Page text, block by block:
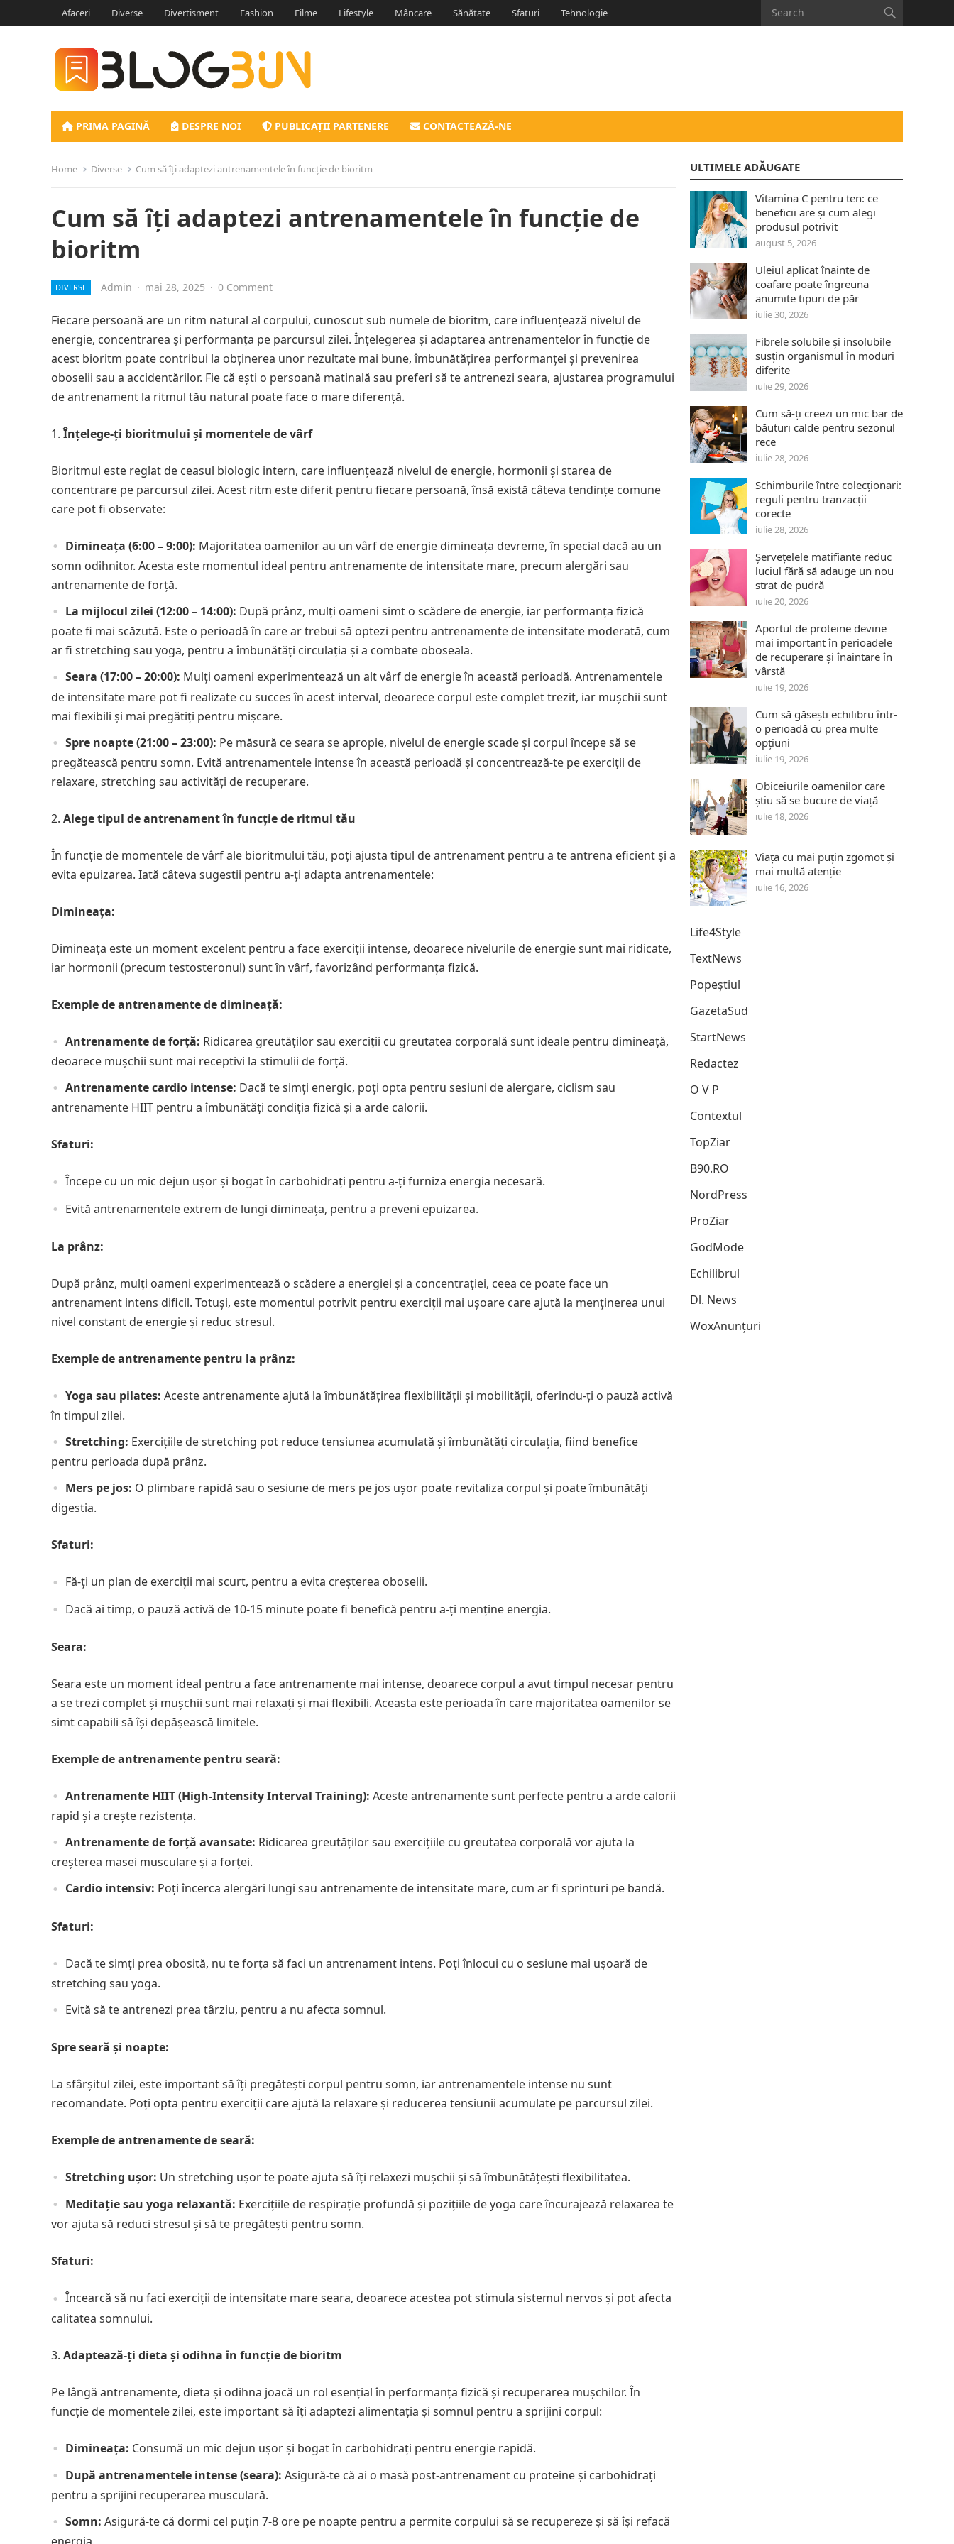
Afaceri Diverse Divertisment Fashion Filme Lifestyle Mâncare Sănătate Sfaturi Tehnologie
PRIMA PAGINĂ DESPRE NOI PUBLICAȚII PARTENERE CONTACTEAZĂ-NE
Home Diverse Cum să îți adaptezi antrenamentele în funcție de bioritm
Cum să îți adaptezi antrenamentele în funcție de
bioritm
DIVERSE Admin · mai 28, 2025 · 0 Comment
Fiecare persoană are un ritm natural al corpului, cunoscut sub numele de bioritm, care influențează nivelul de
energie, concentrarea și performanța pe parcursul zilei. Înțelegerea și adaptarea antrenamentelor în funcție de
acest bioritm poate contribui la obținerea unor rezultate mai bune, îmbunătățirea performanței și prevenirea
oboselii sau a accidentărilor. Fie că ești o persoană matinală sau preferi să te antrenezi seara, ajustarea programului
de antrenament la ritmul tău natural poate face o mare diferență.
Înțelege-ți bioritmului și momentele de vârf
Bioritmul este reglat de ceasul biologic intern, care influențează nivelul de energie, hormonii și starea de
concentrare pe parcursul zilei. Acest ritm este diferit pentru fiecare persoană, însă există câteva tendințe comune
care pot fi observate:
Dimineața (6:00 – 9:00): Majoritatea oamenilor au un vârf de energie dimineața devreme, în special dacă au un
somn odihnitor. Acesta este momentul ideal pentru antrenamente de intensitate mare, precum alergări sau
antrenamente de forță.
La mijlocul zilei (12:00 – 14:00): După prânz, mulți oameni simt o scădere de energie, iar performanța fizică
poate fi mai scăzută. Este o perioadă în care ar trebui să optezi pentru antrenamente de intensitate moderată, cum
ar fi stretching sau yoga, pentru a îmbunătăți circulația și a combate oboseala.
Seara (17:00 – 20:00): Mulți oameni experimentează un alt vârf de energie în această perioadă. Antrenamentele
de intensitate mare pot fi realizate cu succes în acest interval, deoarece corpul este complet trezit, iar mușchii sunt
mai flexibili și mai pregătiți pentru mișcare.
Spre noapte (21:00 – 23:00): Pe măsură ce seara se apropie, nivelul de energie scade și corpul începe să se
pregătească pentru somn. Evită antrenamentele intense în această perioadă și concentrează-te pe exerciții de
relaxare, stretching sau activități de recuperare.
Alege tipul de antrenament în funcție de ritmul tău
În funcție de momentele de vârf ale bioritmului tău, poți ajusta tipul de antrenament pentru a te antrena eficient și a
evita epuizarea. Iată câteva sugestii pentru a-ți adapta antrenamentele:
Dimineața:
Dimineața este un moment excelent pentru a face exerciții intense, deoarece nivelurile de energie sunt mai ridicate,
iar hormonii (precum testosteronul) sunt în vârf, favorizând performanța fizică.
Exemple de antrenamente de dimineață:
Antrenamente de forță: Ridicarea greutăților sau exerciții cu greutatea corporală sunt ideale pentru dimineață,
deoarece mușchii sunt mai receptivi la stimulii de forță.
Antrenamente cardio intense: Dacă te simți energic, poți opta pentru sesiuni de alergare, ciclism sau
antrenamente HIIT pentru a îmbunătăți condiția fizică și a arde calorii.
Sfaturi:
Începe cu un mic dejun ușor și bogat în carbohidrați pentru a-ți furniza energia necesară.
Evită antrenamentele extrem de lungi dimineața, pentru a preveni epuizarea.
La prânz:
După prânz, mulți oameni experimentează o scădere a energiei și a concentrației, ceea ce poate face un
antrenament intens dificil. Totuși, este momentul potrivit pentru exerciții mai ușoare care ajută la menținerea unui
nivel constant de energie și reduc stresul.
Exemple de antrenamente pentru la prânz:
Yoga sau pilates: Aceste antrenamente ajută la îmbunătățirea flexibilității și mobilității, oferindu-ți o pauză activă
în timpul zilei.
Stretching: Exercițiile de stretching pot reduce tensiunea acumulată și îmbunătăți circulația, fiind benefice
pentru perioada după prânz.
Mers pe jos: O plimbare rapidă sau o sesiune de mers pe jos ușor poate revitaliza corpul și poate îmbunătăți
digestia.
Sfaturi:
Fă-ți un plan de exerciții mai scurt, pentru a evita creșterea oboselii.
Dacă ai timp, o pauză activă de 10-15 minute poate fi benefică pentru a-ți menține energia.
Seara:
Seara este un moment ideal pentru a face antrenamente mai intense, deoarece corpul a avut timpul necesar pentru
a se trezi complet și mușchii sunt mai relaxați și mai flexibili. Aceasta este perioada în care majoritatea oamenilor se
simt capabili să își depășească limitele.
Exemple de antrenamente pentru seară:
Antrenamente HIIT (High-Intensity Interval Training): Aceste antrenamente sunt perfecte pentru a arde calorii
rapid și a crește rezistența.
Antrenamente de forță avansate: Ridicarea greutăților sau exercițiile cu greutatea corporală vor ajuta la
creșterea masei musculare și a forței.
Cardio intensiv: Poți încerca alergări lungi sau antrenamente de intensitate mare, cum ar fi sprinturi pe bandă.
Sfaturi:
Dacă te simți prea obosită, nu te forța să faci un antrenament intens. Poți înlocui cu o sesiune mai ușoară de
stretching sau yoga.
Evită să te antrenezi prea târziu, pentru a nu afecta somnul.
Spre seară și noapte:
La sfârșitul zilei, este important să îți pregătești corpul pentru somn, iar antrenamentele intense nu sunt
recomandate. Poți opta pentru exerciții care ajută la relaxare și reducerea tensiunii acumulate pe parcursul zilei.
Exemple de antrenamente de seară:
Stretching ușor: Un stretching ușor te poate ajuta să îți relaxezi mușchii și să îmbunătățești flexibilitatea.
Meditație sau yoga relaxantă: Exercițiile de respirație profundă și pozițiile de yoga care încurajează relaxarea te
vor ajuta să reduci stresul și să te pregătești pentru somn.
Sfaturi:
Încearcă să nu faci exerciții de intensitate mare seara, deoarece acestea pot stimula sistemul nervos și pot afecta
calitatea somnului.
Adaptează-ți dieta și odihna în funcție de bioritm
Pe lângă antrenamente, dieta și odihna joacă un rol esențial în performanța fizică și recuperarea mușchilor. În
funcție de momentele zilei, este important să îți adaptezi alimentația și somnul pentru a sprijini corpul:
Dimineața: Consumă un mic dejun ușor și bogat în carbohidrați pentru energie rapidă.
După antrenamentele intense (seara): Asigură-te că ai o masă post-antrenament cu proteine și carbohidrați
pentru a sprijini recuperarea musculară.
Somn: Asigură-te că dormi cel puțin 7-8 ore pe noapte pentru a permite corpului să se recupereze și să își refacă
ULTIMELE ADĂUGATE
Vitamina C pentru ten: ce
beneficii are și cum alegi
produsul potrivit
august 5, 2026
Uleiul aplicat înainte de
coafare poate îngreuna
anumite tipuri de păr
iulie 30, 2026
Fibrele solubile și insolubile
susțin organismul în moduri
diferite
iulie 29, 2026
Cum să-ți creezi un mic bar de
băuturi calde pentru sezonul
rece
iulie 28, 2026
Schimburile între colecționari:
reguli pentru tranzacții
corecte
iulie 28, 2026
Șervețelele matifiante reduc
luciul fără să adauge un nou
strat de pudră
iulie 20, 2026
Aportul de proteine devine
mai important în perioadele
de recuperare și înaintare în
vârstă
iulie 19, 2026
Cum să găsești echilibru într-
o perioadă cu prea multe
opțiuni
iulie 19, 2026
Obiceiurile oamenilor care
știu să se bucure de viață
iulie 18, 2026
Viața cu mai puțin zgomot și
mai multă atenție
iulie 16, 2026
Life4Style
TextNews
Popeștiul
GazetaSud
StartNews
Redactez
O V P
Contextul
TopZiar
B90.RO
NordPress
ProZiar
GodMode
Echilibrul
Dl. News
WoxAnunțuri